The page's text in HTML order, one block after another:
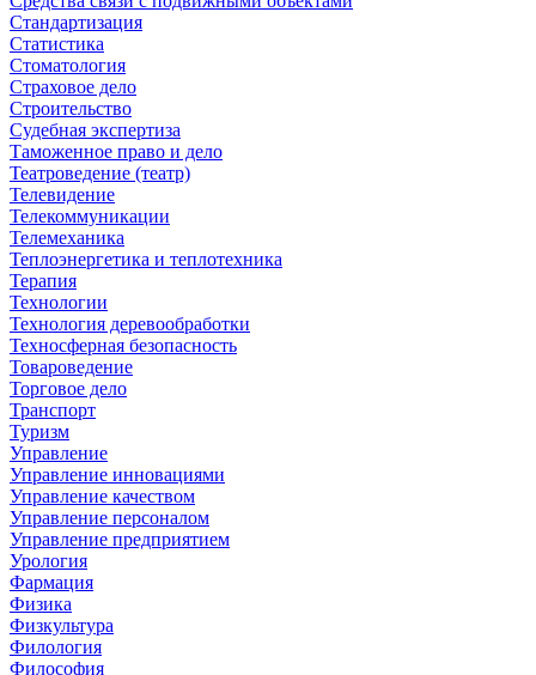
Стандартизация
Статистика
Стоматология
Страховое дело
Строительство
Судебная экспертиза
Таможенное право и дело
Театроведение (театр)
Телевидение
Телекоммуникации
Телемеханика
Теплоэнергетика и теплотехника
Терапия
Технологии
Технология деревообработки
Техносферная безопасность
Товароведение
Торговое дело
Транспорт
Туризм
Управление
Управление инновациями
Управление качеством
Управление персоналом
Управление предприятием
Урология
Фармация
Физика
Физкультура
Филология
Философия